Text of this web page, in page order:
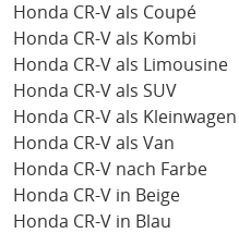
Honda CR-V als Coupé
Honda CR-V als Kombi
Honda CR-V als Limousine
Honda CR-V als SUV
Honda CR-V als Kleinwagen
Honda CR-V als Van
Honda CR-V nach Farbe
Honda CR-V in Beige
Honda CR-V in Blau